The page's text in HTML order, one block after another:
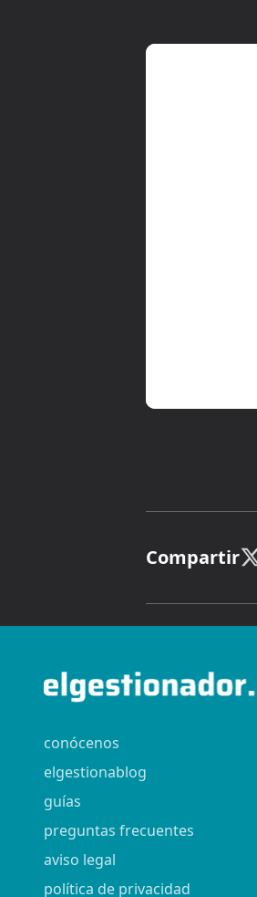
Compartir
conócenos
elgestionablog
guías
preguntas frecuentes
aviso legal
política de privacidad